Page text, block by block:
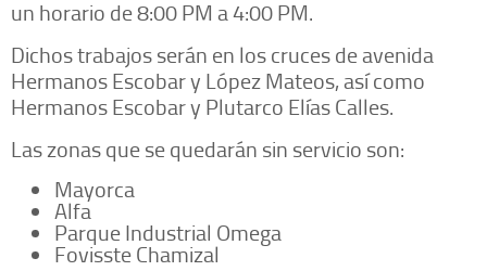
un horario de 8:00 PM a 4:00 PM.
Dichos trabajos serán en los cruces de avenida
Hermanos Escobar y López Mateos, así como
Hermanos Escobar y Plutarco Elías Calles.
Las zonas que se quedarán sin servicio son:
Mayorca
Alfa
Parque Industrial Omega
Fovisste Chamizal